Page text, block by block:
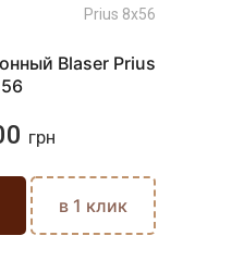
Prius 8x56
Blaser Prius
грн
в 1 клик